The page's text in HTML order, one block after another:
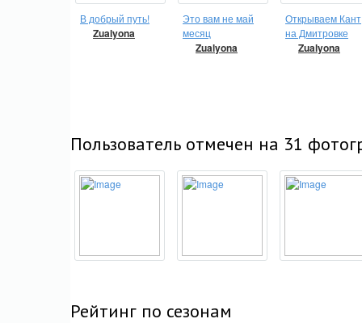
В добрый путь!
Zualyona
Это вам не май
месяц
Zualyona
Открываем Кант
на Дмитровке
Zualyona
Пользователь отмечен на 31
Рейтинг по сезонам